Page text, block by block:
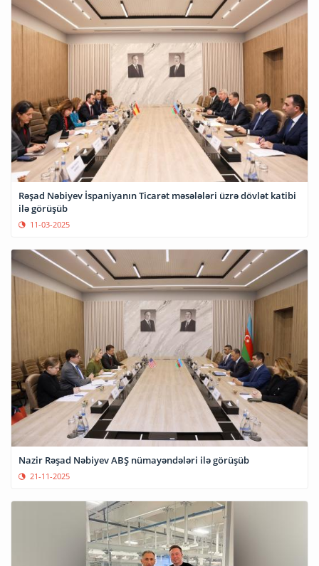
Rəşad Nəbiyev İspaniyanın Ticarət məsələləri üzrə dövlət katibi
ilə görüşüb
11-03-2025
Nazir Rəşad Nəbiyev ABŞ nümayəndələri ilə görüşüb
21-11-2025